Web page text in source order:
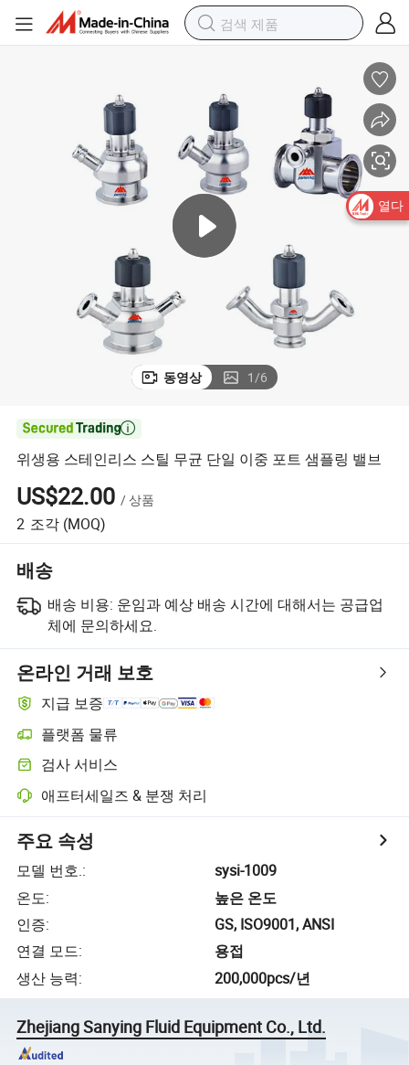
동영상 1/6

위생용 스테인리스 스틸 무균 단일 이중 포트 샘플링 밸브
US$22.00 / 상품
2 조각 (MOQ)
배송
배송 비용: 운임과 예상 배송 시간에 대해서는 공급업
체에 문의하세요.
온라인 거래 보호
지급 보증
플랫폼 물류
검사 서비스
애프터세일즈 & 분쟁 처리
주요 속성
모델 번호.:
sysi-1009
온도:
높은 온도
인증:
GS, ISO9001, ANSI
연결 모드:
용접
생산 능력: 200,000pcs/년
Zhejiang Sanying Fluid Equipment Co., Ltd.
열다